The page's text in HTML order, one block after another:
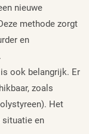
nieuwe
methode zorgt
en
ook belangrijk. Er
zoals
Het
situatie en